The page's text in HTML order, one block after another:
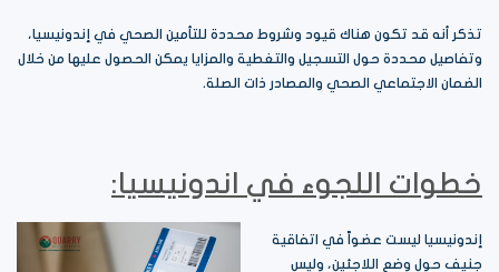
تذكر أنه قد تكون هناك قيود وشروط محددة للتأمين الصحي في إندونيسيا،
وتفاصيل محددة حول التسجيل والتغطية والمزايا يمكن الحصول عليها من خلال
الضمان الاجتماعي الصحي والمصادر ذات الصلة.
خطوات اللجوء في اندونيسيا:
إندونيسيا ليست عضواً في اتفاقية
جنيف حول وضع اللاجئين، وليس